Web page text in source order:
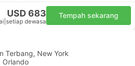
USD 683
setiap dewasa
Tempah sekarang
Terbang, New York
Orlando